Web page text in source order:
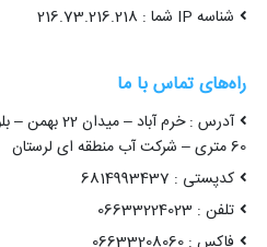
شناسه IP شما : 216.73.216.218
راه‌های تماس با ما
آدرس : خرم آباد
60 متری – شرکت آب منطقه ای لرستان
کدپستی : 6814993437
تلفن : 06633224023